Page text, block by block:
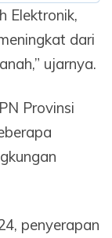
Elektronik,
dari
ujarnya.
Provinsi
penyerapan